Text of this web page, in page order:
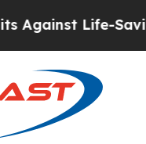
Life-Saving